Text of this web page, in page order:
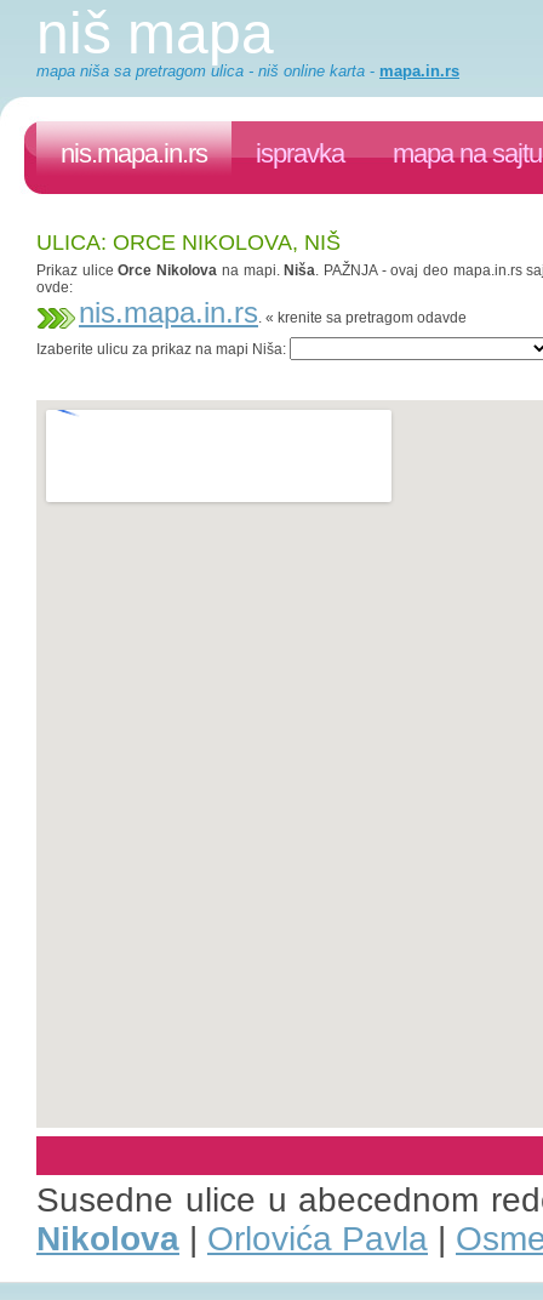
niš mapa
mapa niša sa pretragom ulica - niš online karta - mapa.in.rs
nis.mapa.in.rs ispravka mapa na sajtu
ULICA: ORCE NIKOLOVA, NIŠ
Prikaz uliceOrce Nikolova na mapi. Niša. PAŽNJA - ovaj deo mapa.in.rs
ovde:
nis.mapa.in.rs. « krenite sa pretragom odavde
Izaberite ulicu za prikaz na mapi Niša:
Susedne ulice u abecednom
Nikolova | Orlovića Pavla |